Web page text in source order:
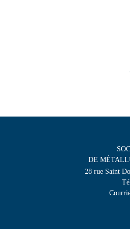
DE
28 rue Saint